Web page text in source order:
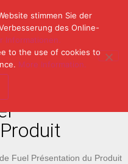
(49) 07153 / 970 11-0
Fax: (49) 07153 / 382 33
Fuel Présentation du Produit
stimmen Sie der
des Online-
Informationen.
to the use of cookies to
More Information.